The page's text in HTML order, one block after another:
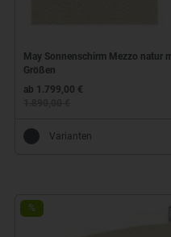
May Sonnenschirm Mezzo natur
Größen
ab 1.799,00 €
Varianten
%